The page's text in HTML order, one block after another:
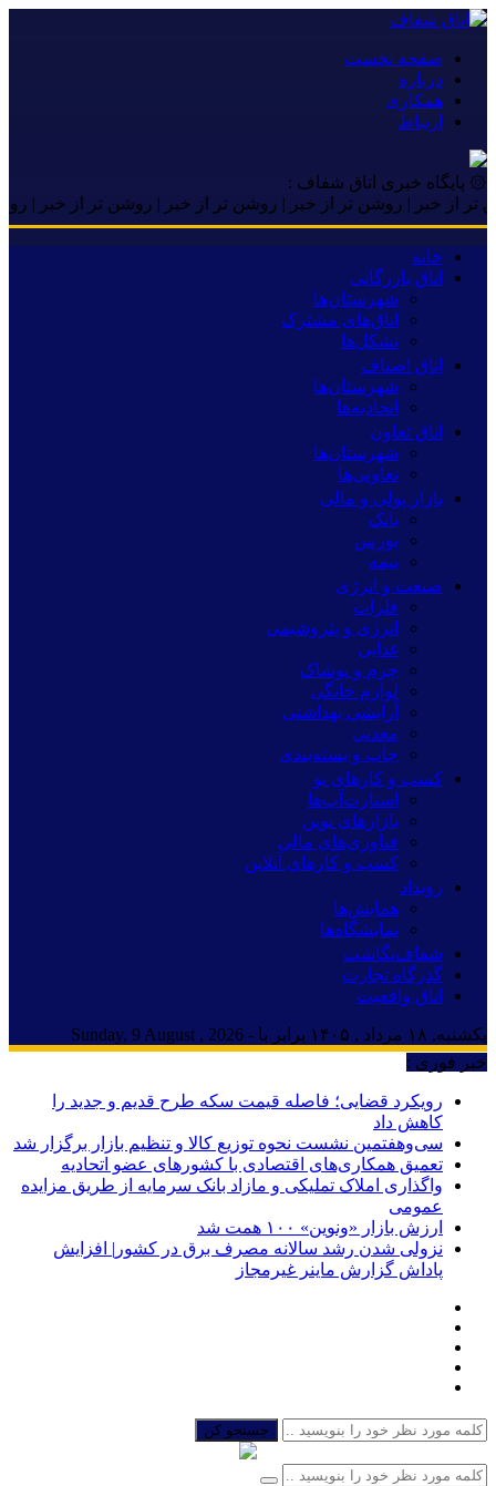
صفحه نخست
درباره
همکاری
ارتباط
۞ پایگاه خبری اتاق شفاف :
خبر | روشن تر از خبر | روشن تر از خبر | روشن تر از خبر | روشن
خانه
اتاق بازرگانی
شهرستان‌ها
اتاق‌های مشترک
تشکل‌ها
اتاق اصناف
شهرستان‌ها
اتحادیه‌ها
اتاق تعاون
شهرستان‌ها
تعاونی‌ها
بازار پولی و مالی
بانک
بورس
بیمه
صنعت و انرژی
فلزات
انرژی و پتروشیمی
غذایی
چرم و پوشاک
لوازم خانگی
آرایشی بهداشتی
معدنی
چاپ و بسته‌بندی
کسب و کارهای نو
استارت‌آپ‌ها
بازارهای نوین
فناوری‌های مالی
کسب و کارهای آنلاین
رویداد
همایش‌ها
نمایشگاه‌ها
شفاف‌نگاشت
گذرگاه تجارت
اتاق واقعیت
یکشنبه, ۱۸ مرداد , ۱۴۰۵ برابر با - Sunday, 9 August , 2026
خبر فوری :
رویکرد قضایی؛ فاصله قیمت سکه طرح قدیم و جدید را
کاهش داد
سی‌و‌هفتمین نشست نحوه توزیع کالا و تنظیم بازار برگزار شد
تعمیق همکاری‌های اقتصادی با کشورهای عضو اتحادیه
واگذاری املاک تملیکی و مازاد بانک سرمایه از طریق مزایده
عمومی
ارزش بازار «ونوین» ۱۰۰ همت شد
نزولی شدن رشد سالانه مصرف برق در کشور| افزایش
پاداش گزارش ماینر غیرمجاز
جستجو کن